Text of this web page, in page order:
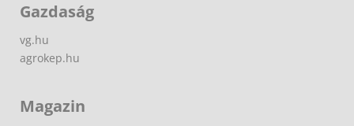
Gazdaság
vg.hu
agrokep.hu
Magazin